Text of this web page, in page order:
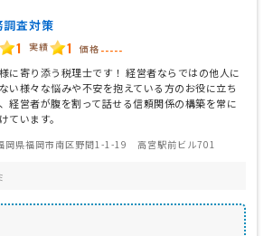
調査対策
1 実績 1 価格 -----
に寄り添う税理士です！ 経営者ならではの他人に
い様々な悩みや不安を抱えている方のお役に立ち
経営者が腹を割って話せる信頼関係の構築を常に
ています。
岡県福岡市南区野間1-1-19 高宮駅前ビル701